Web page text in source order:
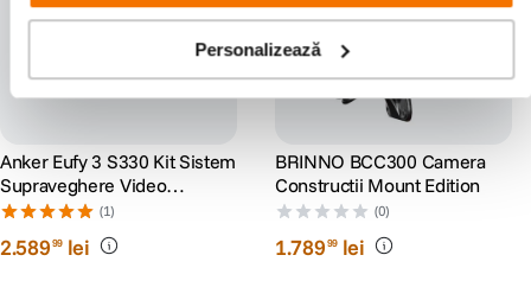
Personalizează
Anker Eufy 3 S330 Kit Sistem
Supraveghere Video
Homebase 3 + 3 Camere 4k
(1)
2.58999 lei
BRINNO BCC300 Camera
Constructii Mount Edition
(0)
1.78999 lei